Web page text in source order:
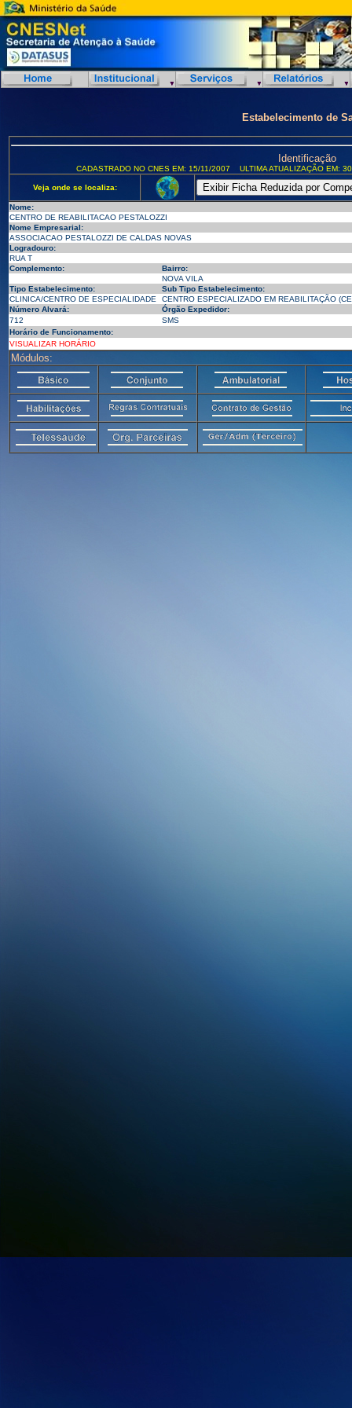
Estabelecimento de
Identificação
CADASTRADO NO CNES EM: 15/11/2007 ULTIMA ATUALIZAÇÃO EM:
Veja onde se localiza:
Nome:
CENTRO DE REABILITACAO PESTALOZZI
Nome Empresarial:
ASSOCIACAO PESTALOZZI DE CALDAS NOVAS
Logradouro:
RUA T
Complemento:
Bairro:
NOVA VILA
Tipo Estabelecimento:
Sub Tipo Estabelecimento:
CLINICA/CENTRO DE ESPECIALIDADE
CENTRO ESPECIALIZADO EM REABILITAÇÃO
Número Alvará:
Órgão Expedidor:
712
SMS
Horário de Funcionamento:
VISUALIZAR HORÁRIO
Módulos: